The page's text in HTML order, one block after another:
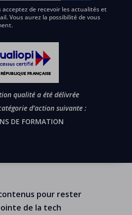
acceptez de recevoir les actualités et
Vous aurez la possibilité de vous
qualité a été délivrée
d’action suivante :
DE FORMATION
pour rester
de la tech